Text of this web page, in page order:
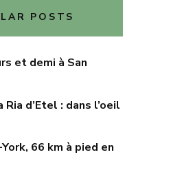
POSTS
et demi à San
d’Etel : dans l’oeil
66 km à pied en